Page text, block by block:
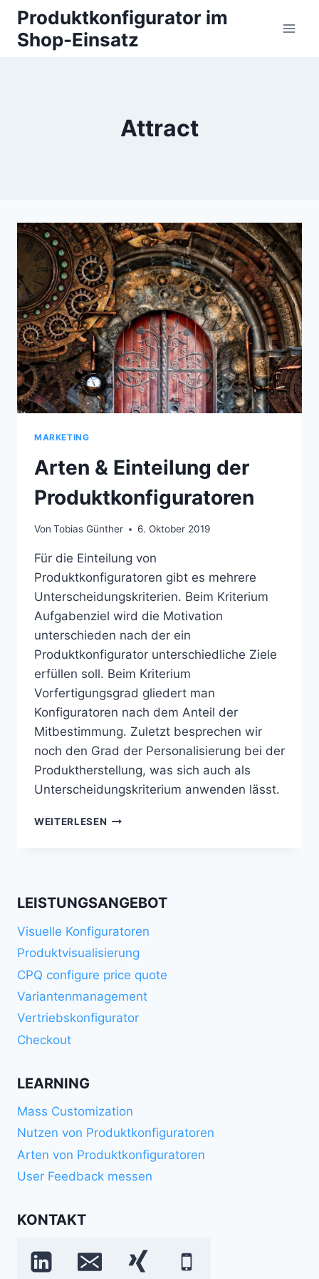
Zum
Inhalt
springen
Produktkonfigurator im
Shop-Einsatz
Attract
MARKETING
Arten & Einteilung der
Produktkonfiguratoren
Von Tobias Günther 6. Oktober 2019
Für die Einteilung von
Produktkonfiguratoren gibt es mehrere
Unterscheidungskriterien. Beim Kriterium
Aufgabenziel wird die Motivation
unterschieden nach der ein
Produktkonfigurator unterschiedliche Ziele
erfüllen soll. Beim Kriterium
Vorfertigungsgrad gliedert man
Konfiguratoren nach dem Anteil der
Mitbestimmung. Zuletzt besprechen wir
noch den Grad der Personalisierung bei der
Produktherstellung, was sich auch als
Unterscheidungskriterium anwenden lässt.
WEITERLESEN ARTEN
LEISTUNGSANGEBOT
Visuelle Konfiguratoren
Produktvisualisierung
CPQ configure price quote
Variantenmanagement
Vertriebskonfigurator
Checkout
LEARNING
Mass Customization
Nutzen von Produktkonfiguratoren
Arten von Produktkonfiguratoren
User Feedback messen
KONTAKT